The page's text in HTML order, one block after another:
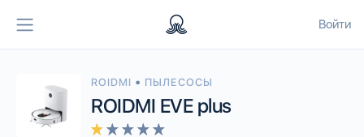
Войти
ROIDMI • ПЫЛЕСОСЫ
ROIDMI EVE plus